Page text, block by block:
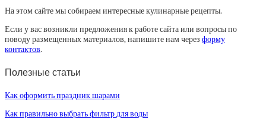
На этом сайте мы собираем интересные кулинарные рецепты.
Если у вас возникли предложения к работе сайта или вопросы по
поводу размещенных материалов, напишите нам через форму
контактов.
Полезные статьи
Как оформить праздник шарами
Как правильно выбрать фильтр для воды